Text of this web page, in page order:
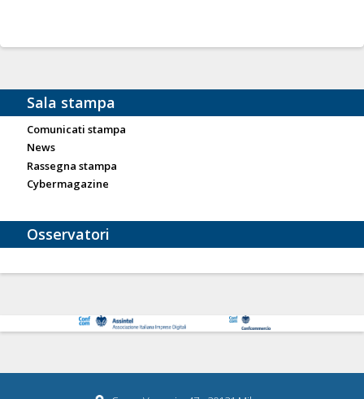
Sala stampa
Comunicati stampa
News
Rassegna stampa
Cybermagazine
Osservatori